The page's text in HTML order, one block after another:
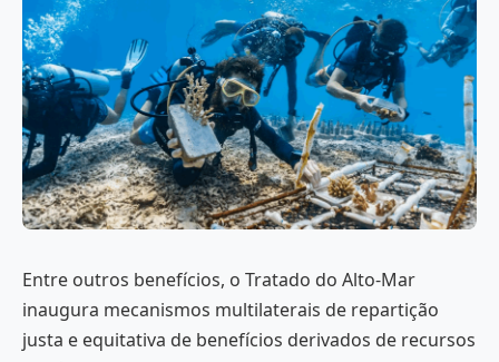
Entre outros benefícios, o Tratado do Alto-Mar
inaugura mecanismos multilaterais de repartição
justa e equitativa de benefícios derivados de recursos